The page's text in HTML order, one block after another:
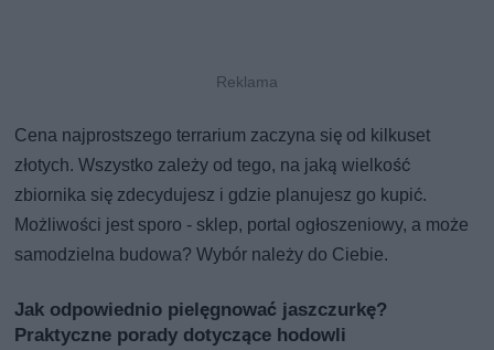
Cena najprostszego terrarium zaczyna się od kilkuset
złotych. Wszystko zależy od tego, na jaką wielkość
zbiornika się zdecydujesz i gdzie planujesz go kupić.
Możliwości jest sporo - sklep, portal ogłoszeniowy, a może
samodzielna budowa? Wybór należy do Ciebie.
Jak odpowiednio pielęgnować jaszczurkę?
Praktyczne porady dotyczące hodowli